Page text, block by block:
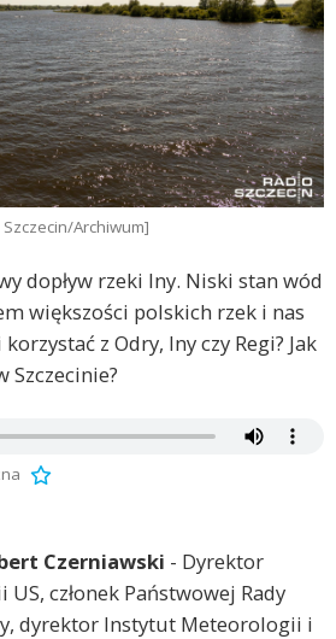
Archiwum]
dopływ rzeki Iny. Niski stan wód
większości polskich rzek i nas
z Odry, Iny czy Regi? Jak
Szczecinie?
Czerniawski - Dyrektor
członek Państwowej Rady
dyrektor Instytut Meteorologii i